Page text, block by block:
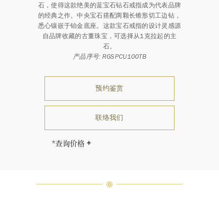
石，使得这款绝美的蓝宝石钻石戒指成为代表品牌
的经典之作。中央宝石搭配两颗长锥形切工边钻，
悉心镶嵌于铂金底座。这款宝石戒指的设计灵感源
自品牌收藏的古董珠宝，可选择从1克拉起的主
石。
产品序号: RGSPCU100TB
预约鉴赏
联络我们
*查询价格
宝石皆与众不同而采用独特镶嵌方